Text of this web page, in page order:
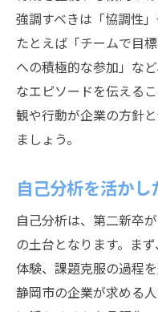
強調すべきは「協調性
たとえば「チームで目
への積極的な参加」な
なエピソードを伝える
観や行動が企業の方針
ましょう。
自己分析を活か
自己分析は、第二新卒
の土台となります。ま
体験、課題克服の過程
静岡市の企業が求める